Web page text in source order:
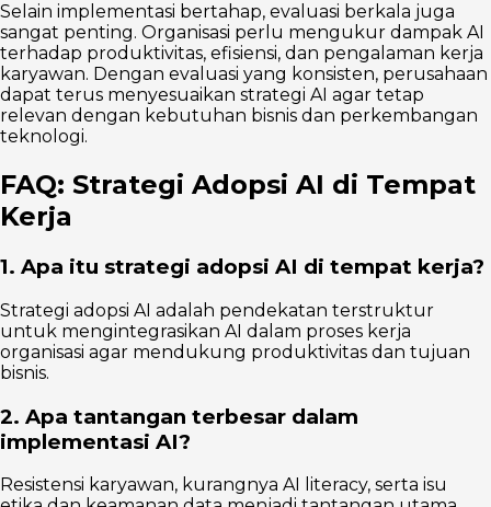
Selain implementasi bertahap, evaluasi berkala juga
sangat penting. Organisasi perlu mengukur dampak AI
terhadap produktivitas, efisiensi, dan pengalaman kerja
karyawan. Dengan evaluasi yang konsisten, perusahaan
dapat terus menyesuaikan strategi AI agar tetap
relevan dengan kebutuhan bisnis dan perkembangan
teknologi.
FAQ: Strategi Adopsi AI di Tempat
Kerja
1. Apa itu strategi adopsi AI di tempat kerja?
Strategi adopsi AI adalah pendekatan terstruktur
untuk mengintegrasikan AI dalam proses kerja
organisasi agar mendukung produktivitas dan tujuan
bisnis.
2. Apa tantangan terbesar dalam
implementasi AI?
Resistensi karyawan, kurangnya AI literacy, serta isu